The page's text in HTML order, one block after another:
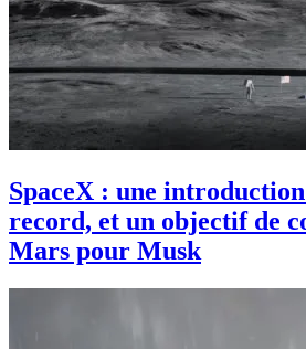
SpaceX : une
record, et un objectif de
Mars pour Musk